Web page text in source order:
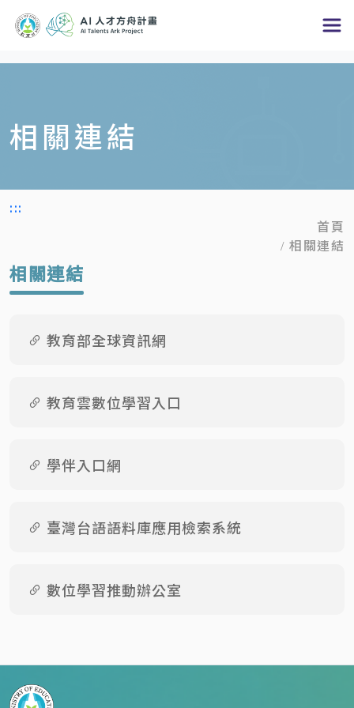
跳
容
區
相關連結
:::
首頁
相關連結
相關連結
教育部全球資訊網
教育雲數位學習入口
學伴入口網
臺灣台語語料庫應用檢索系統
數位學習推動辦公室